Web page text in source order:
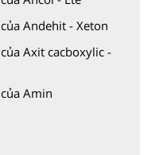
Andehit - Xeton
Axit cacboxylic -
Amin